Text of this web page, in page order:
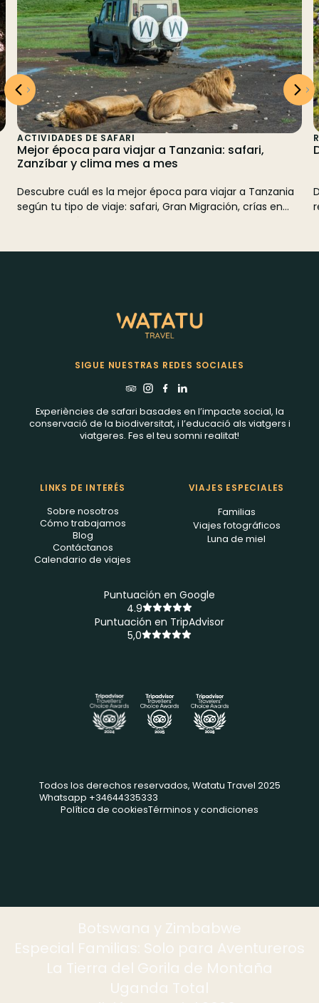
ACTIVIDADES DE SAFARI
Mejor época para viajar a Tanzania: safari,
Zanzíbar y clima mes a mes
Descubre cuál es la mejor época para viajar a Tanzania
según tu tipo de viaje: safari, Gran Migración, crías en
Ndutu, Zanzíbar, Kenia y Tanzania, clima y presupuesto.
SIGUE NUESTRAS REDES SOCIALES
Experiències de safari basades en l’impacte social, la
conservació de la biodiversitat, i l’educació als viatgers i
viatgeres. Fes el teu somni realitat!
LINKS DE INTERÉS
Sobre nosotros
Cómo trabajamos
Blog
Contáctanos
Calendario de viajes
VIAJES ESPECIALES
Familias
Viajes fotográficos
Luna de miel
Puntuación en Google
4.9
Puntuación en TripAdvisor
5,0
Todos los derechos reservados, Watatu Travel 2025
Whatsapp +34644335333
Política de cookiesTérminos y condiciones
Botswana y Zimbabwe
Especial Familias: Solo para Aventureros
La Tierra del Gorila de Montaña
Uganda Total